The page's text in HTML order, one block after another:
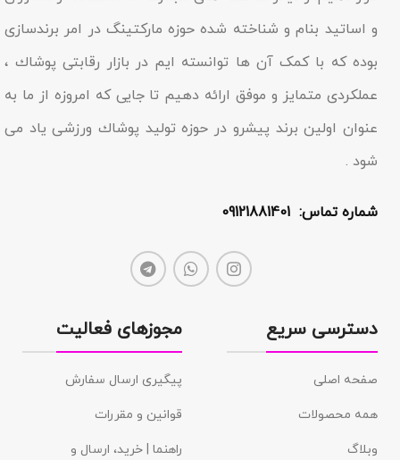
و اساتید بنام و شناخته شده حوزه مارکتینگ در امر برندسازى
بوده که با کمک آن ها توانسته ایم در بازار رقابتى پوشاك ،
عملکردى متمایز و موفق ارائه دهیم تا جایى که امروزه از ما به
عنوان اولین برند پیشرو در حوزه تولید پوشاك ورزشی یاد مى
شود .
شماره تماس: 09121881401
دسترسی سریع
صفحه اصلی
همه محصولات
وبلاگ
مجوزهای فعالیت
پیگیری ارسال سفارش
قوانین و مقررات
راهنما | خرید، ارسال و